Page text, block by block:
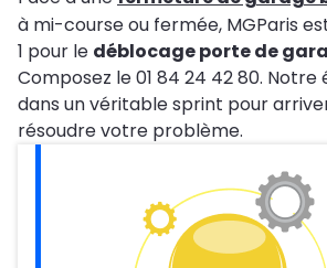
à mi-course ou fermée, MGParis
1 pour le déblocage porte de
Composez le 01 84 24 42 80. Notre
dans un véritable sprint pour
résoudre votre problème.